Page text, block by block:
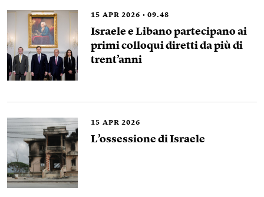
15 APR 2026 09.48
Israele e Libano partecipano ai
primi colloqui diretti da più di
trent’anni
15 APR 2026
L’ossessione di Israele